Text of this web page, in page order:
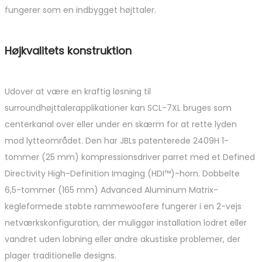
fungerer som en indbygget højttaler.
Højkvalitets konstruktion
Udover at være en kraftig løsning til
surroundhøjttalerapplikationer kan SCL-7XL bruges som
centerkanal over eller under en skærm for at rette lyden
mod lytteområdet. Den har JBLs patenterede 2409H 1-
tommer (25 mm) kompressionsdriver parret med et Defined
Directivity High-Definition Imaging (HDI™)-horn. Dobbelte
6,5-tommer (165 mm) Advanced Aluminum Matrix-
kegleformede støbte rammewoofere fungerer i en 2-vejs
netværkskonfiguration, der muliggør installation lodret eller
vandret uden lobning eller andre akustiske problemer, der
plager traditionelle designs.